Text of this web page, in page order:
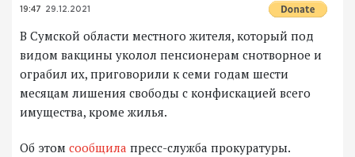
19:47 29.12.2021
В Сумской области местного жителя, который под
видом вакцины уколол пенсионерам снотворное и
ограбил их, приговорили к семи годам шести
месяцам лишения свободы с конфискацией всего
имущества, кроме жилья.
Об этом сообщила пресс-служба прокуратуры.